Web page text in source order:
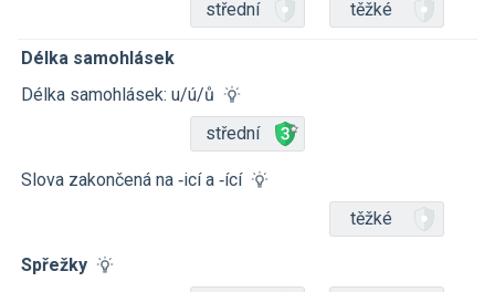
střední těžké
Délka samohlásek
Délka samohlásek: u/ú/ů
střední
Slova zakončená na ‑icí a ‑ící
těžké
Spřežky